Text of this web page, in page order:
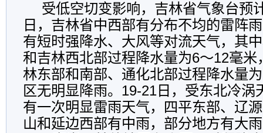
受低空切变影响，吉林省气象台预
日，吉林省中西部有分布不均的雷阵
有短时强降水、大风等对流天气，其
和吉林西北部过程降水量为6～12毫米
林东部和南部、通化北部过程降水量
区无明显降雨。19-21日，受东北冷涡
有一次明显雷雨天气，四平东部、辽
山和延边西部有中雨，部分地方有大